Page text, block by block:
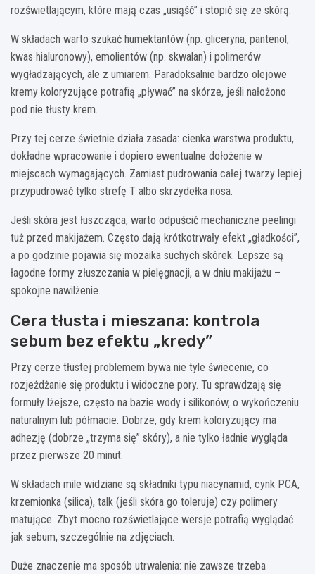
rozświetlającym, które mają czas „usiąść” i stopić się ze skórą.
W składach warto szukać humektantów (np. gliceryna, pantenol,
kwas hialuronowy), emolientów (np. skwalan) i polimerów
wygładzających, ale z umiarem. Paradoksalnie bardzo olejowe
kremy koloryzujące potrafią „pływać” na skórze, jeśli nałożono
pod nie tłusty krem.
Przy tej cerze świetnie działa zasada: cienka warstwa produktu,
dokładne wpracowanie i dopiero ewentualne dołożenie w
miejscach wymagających. Zamiast pudrowania całej twarzy lepiej
przypudrować tylko strefę T albo skrzydełka nosa.
Jeśli skóra jest łuszcząca, warto odpuścić mechaniczne peelingi
tuż przed makijażem. Często dają krótkotrwały efekt „gładkości”,
a po godzinie pojawia się mozaika suchych skórek. Lepsze są
łagodne formy złuszczania w pielęgnacji, a w dniu makijażu –
spokojne nawilżenie.
Cera tłusta i mieszana: kontrola
sebum bez efektu „kredy”
Przy cerze tłustej problemem bywa nie tyle świecenie, co
rozjeżdżanie się produktu i widoczne pory. Tu sprawdzają się
formuły lżejsze, często na bazie wody i silikonów, o wykończeniu
naturalnym lub półmacie. Dobrze, gdy krem koloryzujący ma
adhezję (dobrze „trzyma się” skóry), a nie tylko ładnie wygląda
przez pierwsze 20 minut.
W składach mile widziane są składniki typu niacynamid, cynk PCA,
krzemionka (silica), talk (jeśli skóra go toleruje) czy polimery
matujące. Zbyt mocno rozświetlające wersje potrafią wyglądać
jak sebum, szczególnie na zdjęciach.
Duże znaczenie ma sposób utrwalenia: nie zawsze trzeba